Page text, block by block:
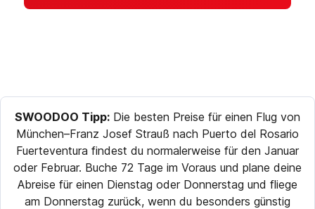
SWOODOO Tipp: Die besten Preise für einen Flug von
München–Franz Josef Strauß nach Puerto del Rosario
Fuerteventura findest du normalerweise für den Januar
oder Februar. Buche 72 Tage im Voraus und plane deine
Abreise für einen Dienstag oder Donnerstag und fliege
am Donnerstag zurück, wenn du besonders günstig